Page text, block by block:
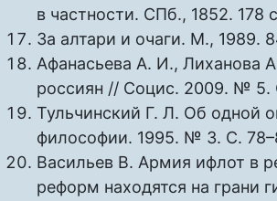
в частности. СПб., 1852. 178
За алтари и очаги. М., 1989.
Афанасьева А. И., Лиханова
россиян // Социс. 2009. № 5.
Тульчинский Г. Л. Об одной
философии. 1995. № 3. С.
Васильев В. Армия ифлот в
реформ находятся на грани